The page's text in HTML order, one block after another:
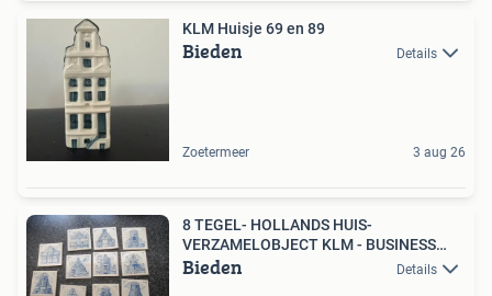
KLM Huisje 69 en 89
Bieden Details
Zoetermeer 3 aug 26
8 TEGEL- HOLLANDS HUIS-
VERZAMELOBJECT KLM - BUSINESS
CLASS
Bieden Details